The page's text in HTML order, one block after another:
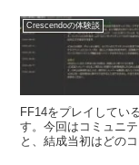
Crescendoの体験談
FF14をプレイしてい
す。今回はコミュニ
と、結成当初はどの